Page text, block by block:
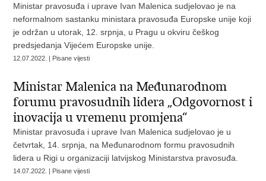
Ministar pravosuđa i uprave Ivan Malenica sudjelovao je na
neformalnom sastanku ministara pravosuđa Europske unije koji
je održan u utorak, 12. srpnja, u Pragu u okviru češkog
predsjedanja Vijećem Europske unije.
12.07.2022. | Pisane vijesti
Ministar Malenica na Međunarodnom
forumu pravosudnih lidera „Odgovornost i
inovacija u vremenu promjena“
Ministar pravosuđa i uprave Ivan Malenica sudjelovao je u
četvrtak, 14. srpnja, na Međunarodnom formu pravosudnih
lidera u Rigi u organizaciji latvijskog Ministarstva pravosuđa.
14.07.2022. | Pisane vijesti